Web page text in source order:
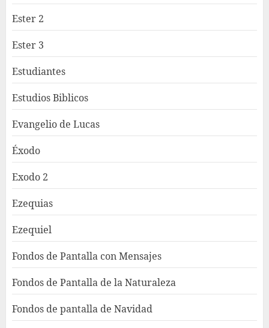
Ester 2
Ester 3
Estudiantes
Estudios Biblicos
Evangelio de Lucas
Éxodo
Exodo 2
Ezequias
Ezequiel
Fondos de Pantalla con Mensajes
Fondos de Pantalla de la Naturaleza
Fondos de pantalla de Navidad